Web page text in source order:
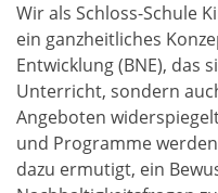
Wir als Schloss-Schule
ein ganzheitliches
Entwicklung (BNE), das
Unterricht, sondern
Angeboten
und Programme
dazu ermutigt, ein